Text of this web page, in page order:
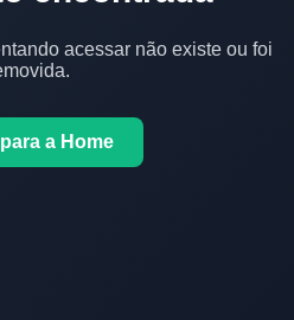
acessar não existe ou foi
a Home